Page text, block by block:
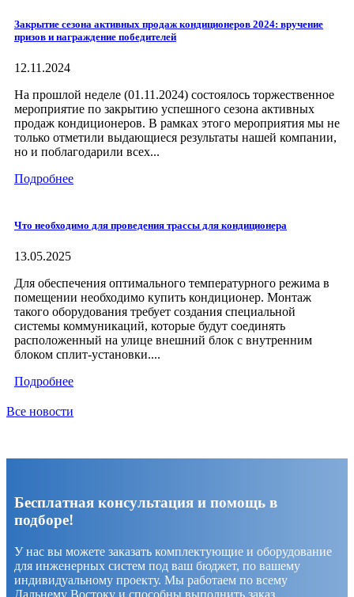
Закрытие сезона активных продаж кондиционеров 2024: вручение
призов и награждение победителей
12.11.2024
На прошлой неделе (01.11.2024) состоялось торжественное
мероприятие по закрытию успешного сезона активных
продаж кондиционеров. В рамках этого мероприятия мы не
только отметили выдающиеся результаты нашей компании,
но и поблагодарили всех...
Подробнее
Что необходимо для проведения трассы для кондиционера
13.05.2025
Для обеспечения оптимального температурного режима в
помещении необходимо купить кондиционер. Монтаж
такого оборудования требует создания специальной
системы коммуникаций, которые будут соединять
расположенный на улице внешний блок с внутренним
блоком сплит-установки....
Подробнее
Все новости
Бесплатная консультация и помощь в
подборе!
У нас вы можете заказать комплектующие и оборудование
для инженерных систем под ваш бюджет, по вашему
индивидуальному проекту. Мы работаем по всему